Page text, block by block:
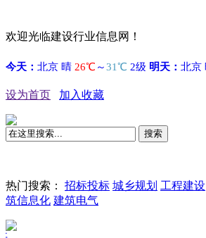
欢迎光临建设行业信息网！
设为首页 加入收藏
搜索
热门搜索： 招标投标 城乡规划 工程建设
筑信息化 建筑电气